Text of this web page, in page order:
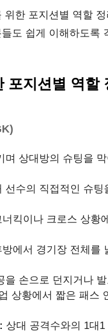
위한 포지션별 역할
도 쉽게 이해하도록
포지션별 역할
며 상대방의 슈팅을
선수의 직접적인 슈
너킥이나 크로스 상황
방에서 경기장 전체를
을 손으로 던지거나
상황에서 짧은 패스
상대 공격수와의 1대